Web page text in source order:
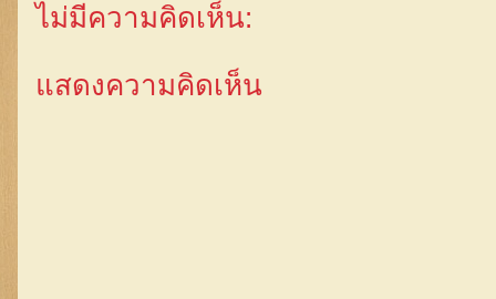
ไม่มีความคิดเห็น:
แสดงความคิดเห็น